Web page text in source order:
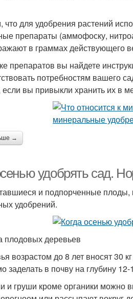
для удобрения растений
препараты (аммофоску,
в граммах действующего
препаратов вы найдете
потребностям вашего
вы привыкли хранить их в
→
удобрять сад.
и подпорченные плоды,
удобрений.
плодовых деревьев
возрастом до 8 лет вносят 30
заделать в почву на глубину
и груши кроме органики можно